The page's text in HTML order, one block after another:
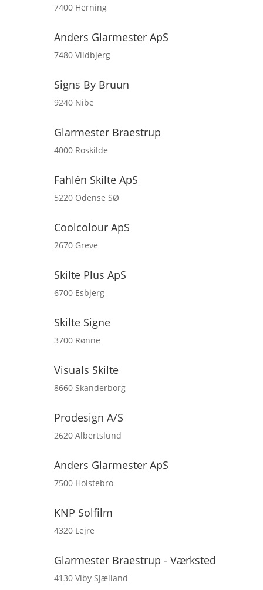
7400 Herning
Anders Glarmester ApS
7480 Vildbjerg
Signs By Bruun
9240 Nibe
Glarmester Braestrup
4000 Roskilde
Fahlén Skilte ApS
5220 Odense SØ
Coolcolour ApS
2670 Greve
Skilte Plus ApS
6700 Esbjerg
Skilte Signe
3700 Rønne
Visuals Skilte
8660 Skanderborg
Prodesign A/S
2620 Albertslund
Anders Glarmester ApS
7500 Holstebro
KNP Solfilm
4320 Lejre
Glarmester Braestrup - Værksted
4130 Viby Sjælland